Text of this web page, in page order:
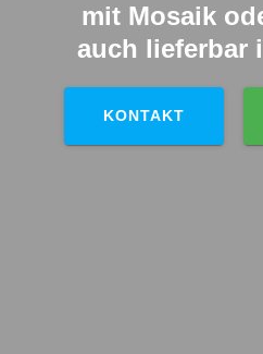
mit Mosaik
auch lieferbar
KONTAKT